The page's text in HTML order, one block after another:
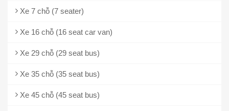
Xe 7 chỗ (7 seater)
Xe 16 chỗ (16 seat car van)
Xe 29 chỗ (29 seat bus)
Xe 35 chỗ (35 seat bus)
Xe 45 chỗ (45 seat bus)